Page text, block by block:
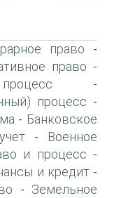
право -
право -
-
процесс -
- Банковское
-
Военное
и процесс -
и кредит-
- Земельное